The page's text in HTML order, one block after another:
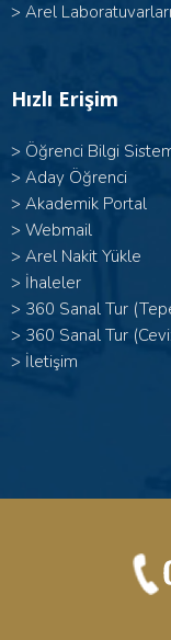
> Arel Laboratuvarları
Hızlı Erişim
> Öğrenci Bilgi
> Aday Öğrenci
> Akademik Portal
> Webmail
> Arel Nakit Yükle
> İhaleler
> 360 Sanal Tur
> 360 Sanal Tur
> İletişim